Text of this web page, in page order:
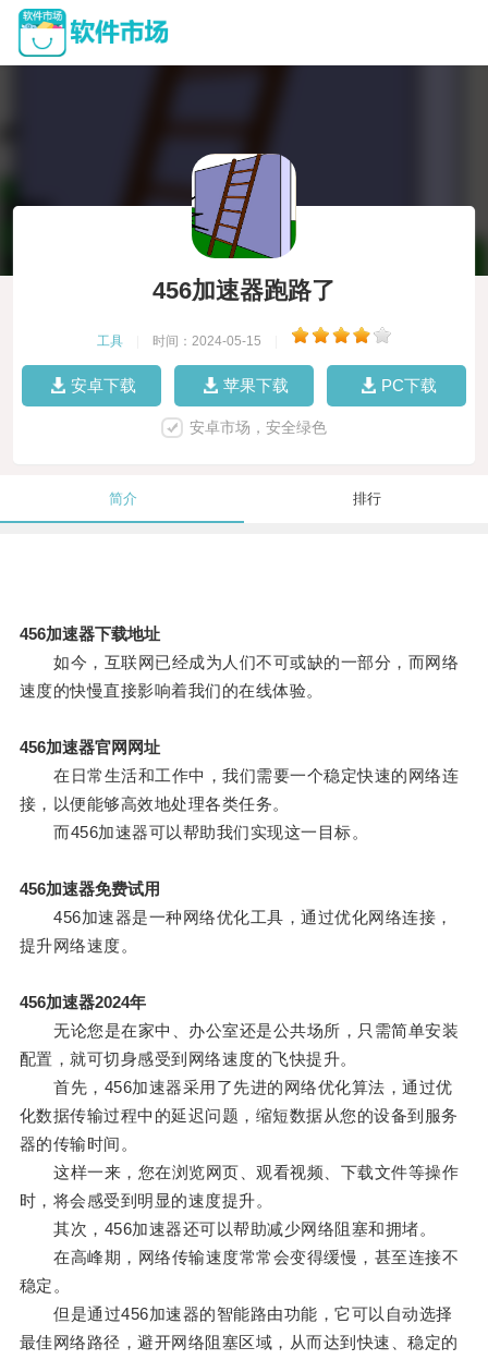
456加速器跑路了
工具 时间：2024-05-15
安卓下载 苹果下载 PC下载
安卓市场，安全绿色
简介 排行
456加速器下载地址
如今，互联网已经成为人们不可或缺的一部分，而网络
速度的快慢直接影响着我们的在线体验。
456加速器官网网址
在日常生活和工作中，我们需要一个稳定快速的网络连
接，以便能够高效地处理各类任务。
而456加速器可以帮助我们实现这一目标。
456加速器免费试用
456加速器是一种网络优化工具，通过优化网络连接，
提升网络速度。
456加速器2024年
无论您是在家中、办公室还是公共场所，只需简单安装
配置，就可切身感受到网络速度的飞快提升。
首先，456加速器采用了先进的网络优化算法，通过优
化数据传输过程中的延迟问题，缩短数据从您的设备到服务
器的传输时间。
这样一来，您在浏览网页、观看视频、下载文件等操作
时，将会感受到明显的速度提升。
其次，456加速器还可以帮助减少网络阻塞和拥堵。
在高峰期，网络传输速度常常会变得缓慢，甚至连接不
稳定。
但是通过456加速器的智能路由功能，它可以自动选择
最佳网络路径，避开网络阻塞区域，从而达到快速、稳定的